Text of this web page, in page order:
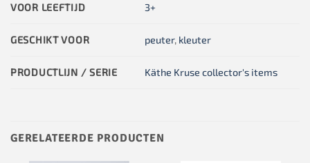
VOOR LEEFTIJD 3+
GESCHIKT VOOR peuter, kleuter
PRODUCTLIJN / SERIE Käthe Kruse collector's items
GERELATEERDE PRODUCTEN